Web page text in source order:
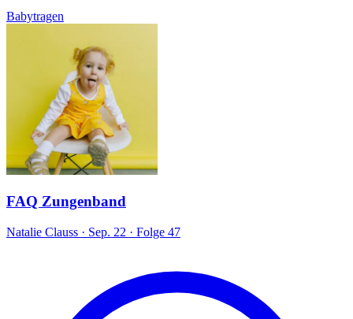
Babytragen
FAQ Zungenband
Natalie Clauss · Sep. 22 · Folge 47